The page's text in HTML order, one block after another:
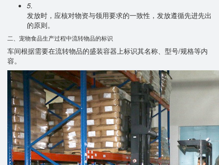
5.
发放时，应核对物资与领用要求的一致性，发放遵循先进先出
的原则。
二、宠物食品生产过程中流转物品的标识
车间根据需要在流转物品的盛装容器上标识其名称、型号/规格等内
容。